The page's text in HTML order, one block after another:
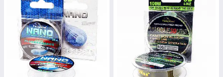
Волосінь Kalipso Titan Force Carp MC
(150 м)
Міцна волосінь, яка призначена для лову не тільки
коропа, а й іншої схожої за параметрами риби.
Витримує навантаження від 7 до 16 кг, залежно від
товщини. Довжина волосіні – 150 м.